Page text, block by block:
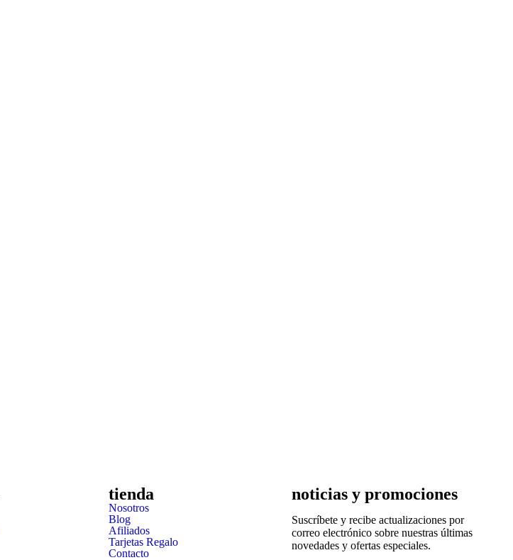
tienda
Nosotros
Blog
Afiliados
Tarjetas Regalo
Contacto
noticias y promociones
Suscríbete y recibe actualizaciones por
correo electrónico sobre nuestras últimas
novedades y ofertas especiales.